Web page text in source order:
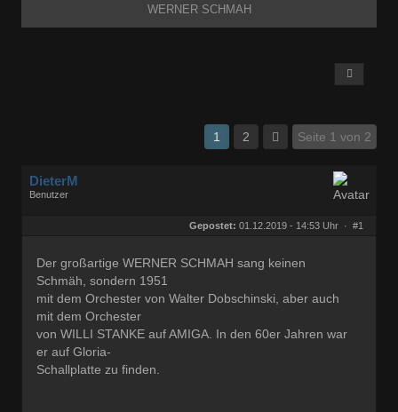
WERNER SCHMAH
1 2 Seite 1 von 2
DieterM
Benutzer
Gepostet: 01.12.2019 - 14:53 Uhr · #1
Der großartige WERNER SCHMAH sang keinen
Schmäh, sondern 1951
mit dem Orchester von Walter Dobschinski, aber auch
mit dem Orchester
von WILLI STANKE auf AMIGA. In den 60er Jahren war
er auf Gloria-
Schallplatte zu finden.